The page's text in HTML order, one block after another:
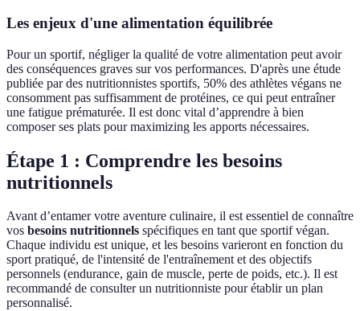
Les enjeux d'une alimentation équilibrée
Pour un sportif, négliger la qualité de votre alimentation peut avoir
des conséquences graves sur vos performances. D'après une étude
publiée par des nutritionnistes sportifs, 50% des athlètes végans ne
consomment pas suffisamment de protéines, ce qui peut entraîner
une fatigue prématurée. Il est donc vital d’apprendre à bien
composer ses plats pour maximizing les apports nécessaires.
Étape 1 : Comprendre les besoins
nutritionnels
Avant d’entamer votre aventure culinaire, il est essentiel de connaître
vos besoins nutritionnels spécifiques en tant que sportif végan.
Chaque individu est unique, et les besoins varieront en fonction du
sport pratiqué, de l'intensité de l'entraînement et des objectifs
personnels (endurance, gain de muscle, perte de poids, etc.). Il est
recommandé de consulter un nutritionniste pour établir un plan
personnalisé.